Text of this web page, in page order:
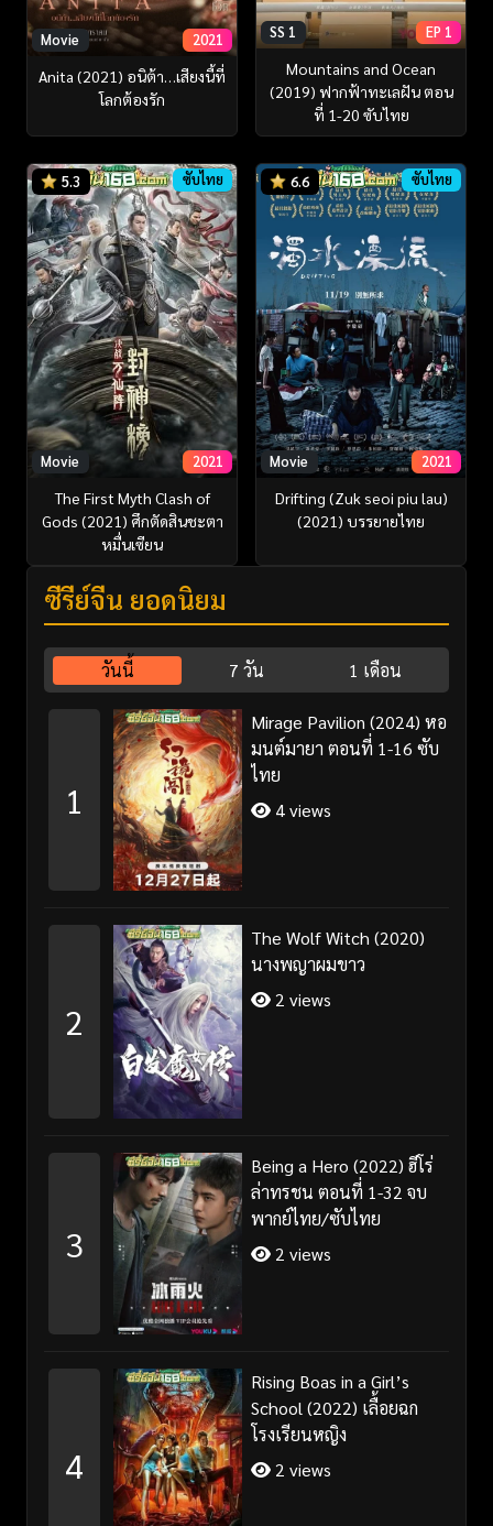
Movie 2021
Anita (2021) อนิต้า…เสียงนี้ที่
โลกต้องรัก
SS 1 EP 1
Mountains and Ocean
(2019) ฟากฟ้าทะเลฝัน ตอน
ที่ 1-20 ซับไทย
5.3 ซับไทย
Movie 2021
The First Myth Clash of
Gods (2021) ศึกตัดสินชะตา
หมื่นเซียน
6.6 ซับไทย
Movie 2021
Drifting (Zuk seoi piu lau)
(2021) บรรยายไทย
ซีรี่ย์จีน ยอดนิยม
วันนี้ 7 วัน 1 เดือน
1
Mirage Pavilion (2024) หอ
มนต์มายา ตอนที่ 1-16 ซับ
ไทย
4 views
2
The Wolf Witch (2020)
นางพญาผมขาว
2 views
3
Being a Hero (2022) ฮีโร่
ล่าทรชน ตอนที่ 1-32 จบ
พากย์ไทย/ซับไทย
2 views
4
Rising Boas in a Girl’s
School (2022) เลื้อยฉก
โรงเรียนหญิง
2 views